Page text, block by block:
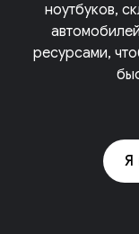
ноутбуков,
ресурсами,
Я